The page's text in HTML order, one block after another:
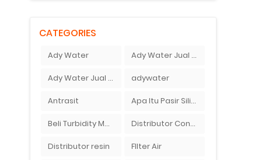
CATEGORIES
Ady Water Ady Water Jual Greensand plus
Ady Water Jual pH Meter Murah Bandung adywater
Antrasit Apa Itu Pasir Silika?
Beli Turbidity Meter Di Ady Water Distributor Conductivity Meter Di Surabaya
Distributor resin FIlter Air